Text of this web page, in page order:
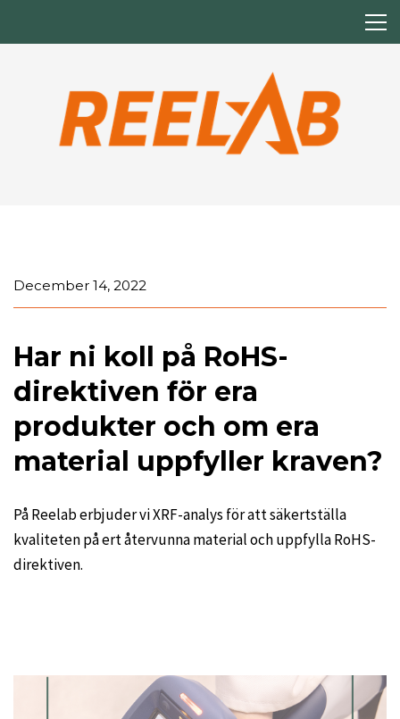
December 14, 2022
Har ni koll på RoHS-
direktiven för era
produkter och om era
material uppfyller kraven?
På Reelab erbjuder vi XRF-analys för att säkertställa
kvaliteten på ert återvunna material och uppfylla RoHS-
direktiven.